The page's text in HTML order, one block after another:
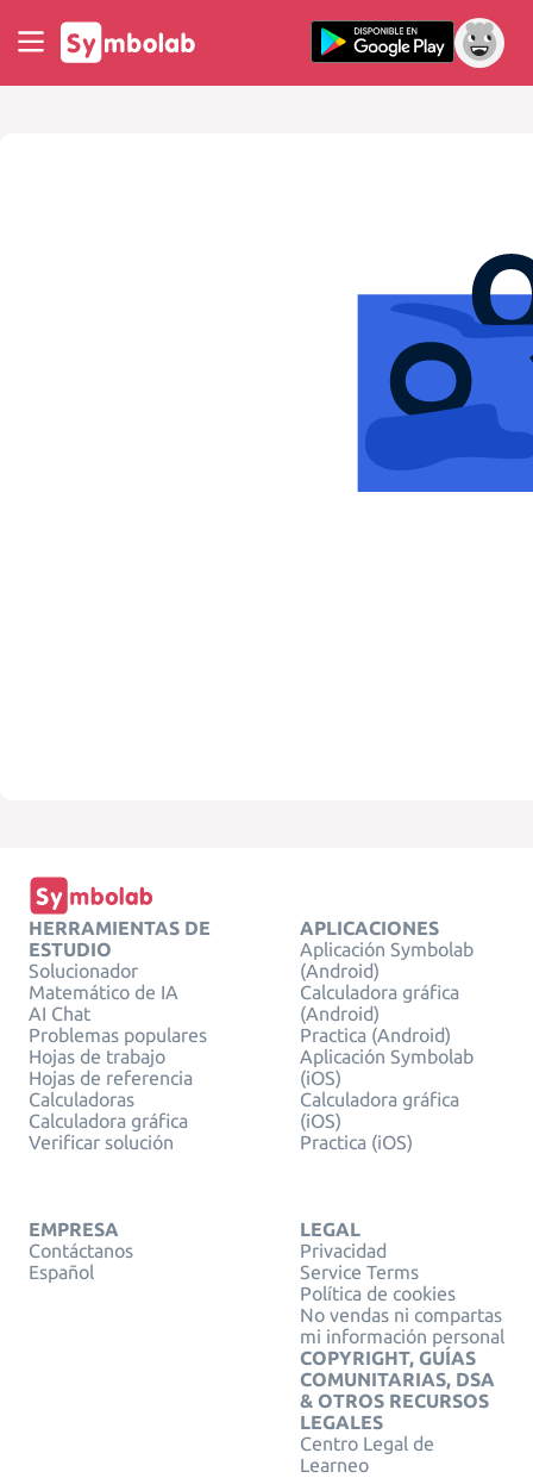
HERRAMIENTAS DE
ESTUDIO
Solucionador
Matemático de IA
AI Chat
Problemas populares
Hojas de trabajo
Hojas de referencia
Calculadoras
Calculadora gráfica
Verificar solución
APLICACIONES
Aplicación Symbolab
(Android)
Calculadora gráfica
(Android)
Practica (Android)
Aplicación Symbolab
(iOS)
Calculadora gráfica
(iOS)
Practica (iOS)
EMPRESA
Contáctanos
Español
LEGAL
Privacidad
Service Terms
Política de cookies
No vendas ni compartas
mi información personal
COPYRIGHT, GUÍAS
COMUNITARIAS, DSA
& OTROS RECURSOS
LEGALES
Centro Legal de
Learneo